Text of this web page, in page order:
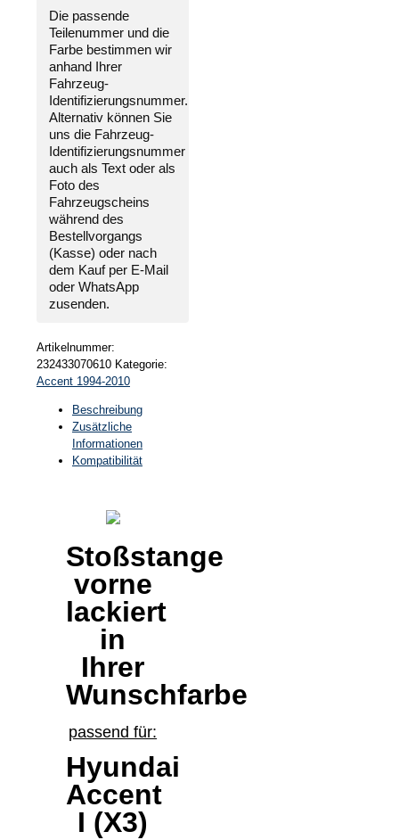
WUNSCHFARBE
NEU
Hyundai
Accent
1998-
1999
Menge
Die passende
Teilenummer und die
Farbe bestimmen wir
anhand Ihrer
Fahrzeug-
Identifizierungsnummer.
Alternativ können Sie
uns die Fahrzeug-
Identifizierungsnummer
auch als Text oder als
Foto des
Fahrzeugscheins
während des
Bestellvorgangs
(Kasse) oder nach
dem Kauf per E-Mail
oder WhatsApp
zusenden.
Artikelnummer:
232433070610 Kategorie:
Accent 1994-2010
Beschreibung
Zusätzliche
Informationen
Kompatibilität
Stoßstange
vorne
lackiert
in
Ihrer
Wunschfarbe
passend für:
Hyundai
Accent
I (X3)